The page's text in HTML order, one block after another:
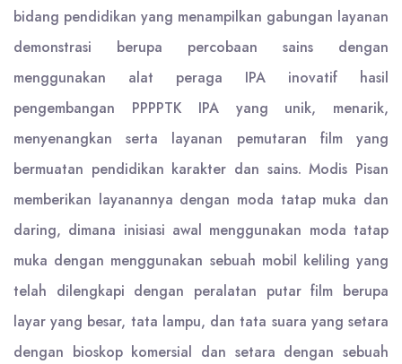
bidang pendidikan yang menampilkan gabungan layanan
demonstrasi berupa percobaan sains dengan
menggunakan alat peraga IPA inovatif hasil
pengembangan PPPPTK IPA yang unik, menarik,
menyenangkan serta layanan pemutaran film yang
bermuatan pendidikan karakter dan sains. Modis Pisan
memberikan layanannya dengan moda tatap muka dan
daring, dimana inisiasi awal menggunakan moda tatap
muka dengan menggunakan sebuah mobil keliling yang
telah dilengkapi dengan peralatan putar film berupa
layar yang besar, tata lampu, dan tata suara yang setara
dengan bioskop komersial dan setara dengan sebuah